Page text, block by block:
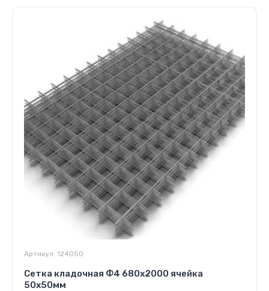
Артикул: 124050
Сетка кладочная Ф4 680х2000 ячейка
50х50мм